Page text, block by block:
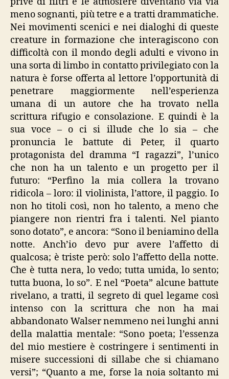
meno sognanti, più tetre e a tratti drammatiche.
Nei movimenti scenici e nei dialoghi di queste
creature in formazione che interagiscono con
difficoltà con il mondo degli adulti e vivono in
una sorta di limbo in contatto privilegiato con la
natura è forse offerta al lettore l’opportunità di
penetrare maggiormente nell’esperienza
umana di un autore che ha trovato nella
scrittura rifugio e consolazione. E quindi è la
sua voce – o ci si illude che lo sia – che
pronuncia le battute di Peter, il quarto
protagonista del dramma “I ragazzi”, l’unico
che non ha un talento e un progetto per il
futuro: “Perfino la mia collera la trovano
ridicola – loro: il violinista, l’attore, il paggio. Io
non ho titoli così, non ho talento, a meno che
piangere non rientri fra i talenti. Nel pianto
sono dotato”, e ancora: “Sono il beniamino della
notte. Anch’io devo pur avere l’affetto di
qualcosa; è triste però: solo l’affetto della notte.
Che è tutta nera, lo vedo; tutta umida, lo sento;
tutta buona, lo so”. E nel “Poeta” alcune battute
rivelano, a tratti, il segreto di quel legame così
intenso con la scrittura che non ha mai
abbandonato Walser nemmeno nei lunghi anni
della malattia mentale: “Sono poeta; l’essenza
del mio mestiere è costringere i sentimenti in
misere successioni di sillabe che si chiamano
versi”; “Quanto a me, forse la noia soltanto mi